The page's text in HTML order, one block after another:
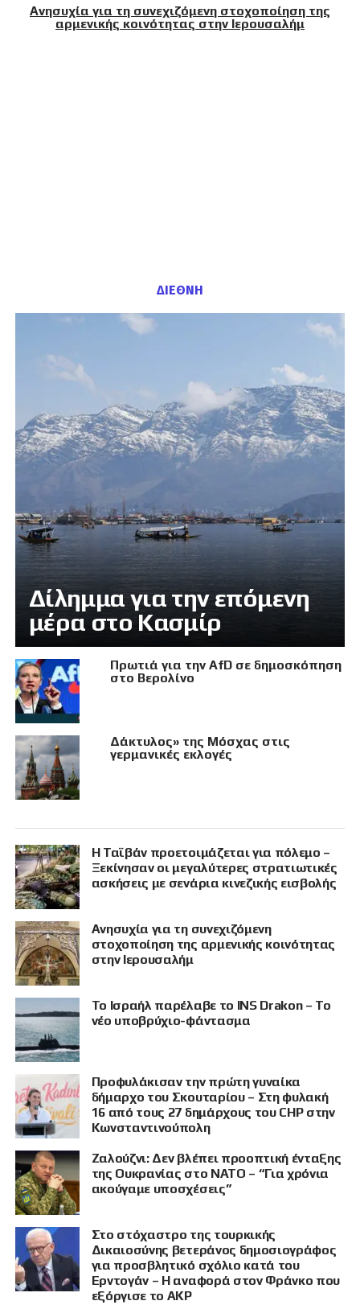
Ανησυχία για τη συνεχιζόμενη στοχοποίηση της
αρμενικής κοινότητας στην Ιερουσαλήμ
ΔΙΕΘΝΗ
Δίλημμα για την επόμενη
μέρα στο Κασμίρ
Πρωτιά για την AfD σε δημοσκόπηση
στο Βερολίνο
Δάκτυλος» της Μόσχας στις
γερμανικές εκλογές
Η Ταϊβάν προετοιμάζεται για πόλεμο –
Ξεκίνησαν οι μεγαλύτερες στρατιωτικές
ασκήσεις με σενάρια κινεζικής εισβολής
Ανησυχία για τη συνεχιζόμενη
στοχοποίηση της αρμενικής κοινότητας
στην Ιερουσαλήμ
Το Ισραήλ παρέλαβε το INS Drakon – Το
νέο υποβρύχιο-φάντασμα
Προφυλάκισαν την πρώτη γυναίκα
δήμαρχο του Σκουταρίου – Στη φυλακή
16 από τους 27 δημάρχους του CHP στην
Κωνσταντινούπολη
Ζαλούζνι: Δεν βλέπει προοπτική ένταξης
της Ουκρανίας στο ΝΑΤΟ – “Για χρόνια
ακούγαμε υποσχέσεις”
Στο στόχαστρο της τουρκικής
Δικαιοσύνης βετεράνος δημοσιογράφος
για προσβλητικό σχόλιο κατά του
Ερντογάν – Η αναφορά στον Φράνκο που
εξόργισε το AKP